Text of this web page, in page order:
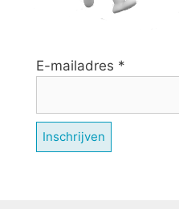
E-mailadres *